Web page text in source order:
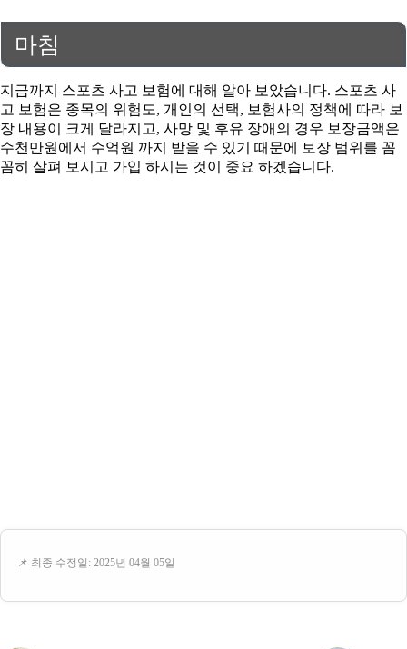
마침
지금까지 스포츠 사고 보험에 대해 알아 보았습니다. 스포츠 사
고 보험은 종목의 위험도, 개인의 선택, 보험사의 정책에 따라 보
장 내용이 크게 달라지고, 사망 및 후유 장애의 경우 보장금액은
수천만원에서 수억원 까지 받을 수 있기 때문에 보장 범위를 꼼
꼼히 살펴 보시고 가입 하시는 것이 중요 하겠습니다.
📌 최종 수정일: 2025년 04월 05일